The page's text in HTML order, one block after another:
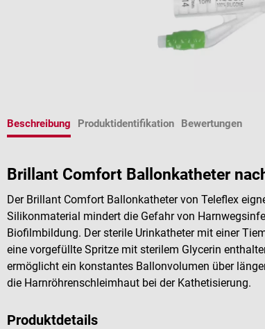
Beschreibung Produktidentifikation Bewertungen
Brillant Comfort Ballonkatheter
Der Brillant Comfort Ballonkatheter von Teleflex
Silikonmaterial mindert die Gefahr von
Biofilmbildung. Der sterile Urinkatheter mit einer
eine vorgefüllte Spritze mit sterilem Glycerin
ermöglicht ein konstantes Ballonvolumen über
die Harnröhrenschleimhaut bei der Kathetisierung.
Produktdetails